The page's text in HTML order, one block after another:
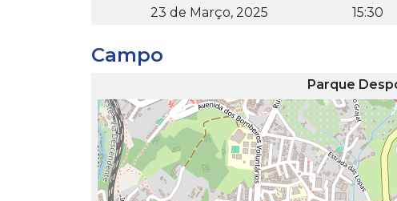
23 de Março, 2025
15:30
Campo
Parque